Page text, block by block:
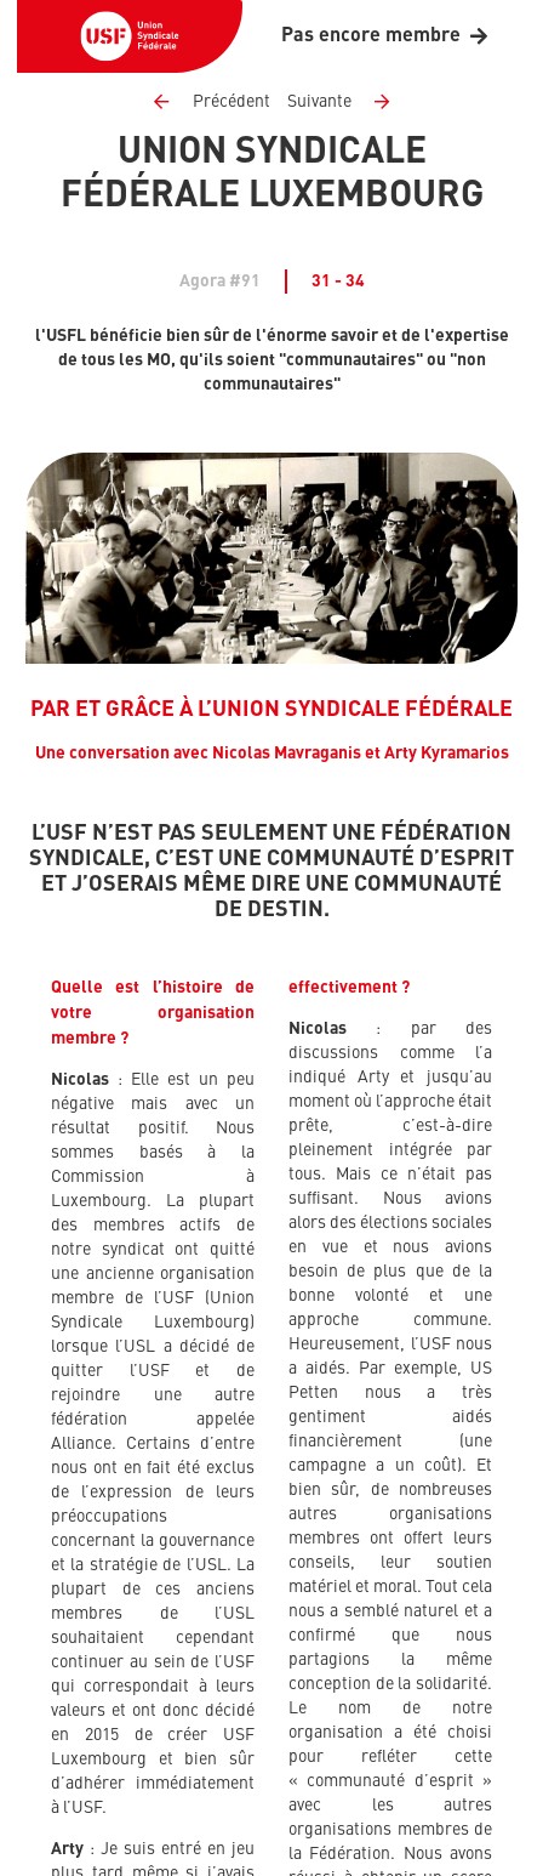
Pas encore membre
Précédent Suivante
UNION SYNDICALE
FÉDÉRALE LUXEMBOURG
Agora #91 31 - 34
l'USFL bénéficie bien sûr de l'énorme savoir et de l'expertise
de tous les MO, qu'ils soient "communautaires" ou "non
communautaires"
PAR ET GRÂCE À L’UNION SYNDICALE FÉDÉRALE
Une conversation avec Nicolas Mavraganis et Arty Kyramarios
L’USF N’EST PAS SEULEMENT UNE FÉDÉRATION
SYNDICALE, C’EST UNE COMMUNAUTÉ D’ESPRIT
ET J’OSERAIS MÊME DIRE UNE COMMUNAUTÉ
DE DESTIN.
Quelle est l’histoire de
votre organisation
membre ?
Nicolas : Elle est un peu
négative mais avec un
résultat positif. Nous
sommes basés à la
Commission à
Luxembourg. La plupart
des membres actifs de
notre syndicat ont quitté
une ancienne organisation
membre de l’USF (Union
Syndicale Luxembourg)
lorsque l’USL a décidé de
quitter l’USF et de
rejoindre une autre
fédération appelée
Alliance. Certains d’entre
nous ont en fait été exclus
de l’expression de leurs
préoccupations
concernant la gouvernance
et la stratégie de l’USL. La
plupart de ces anciens
membres de l’USL
souhaitaient cependant
continuer au sein de l’USF
qui correspondait à leurs
valeurs et ont donc décidé
en 2015 de créer USF
Luxembourg et bien sûr
d’adhérer immédiatement
à l’USF.
Arty : Je suis entré en jeu
effectivement ?
Nicolas : par des
discussions comme l’a
indiqué Arty et jusqu’au
moment où l’approche était
prête, c’est-à-dire
pleinement intégrée par
tous. Mais ce n’était pas
suffisant. Nous avions
alors des élections sociales
en vue et nous avions
besoin de plus que de la
bonne volonté et une
approche commune.
Heureusement, l’USF nous
a aidés. Par exemple, US
Petten nous a très
gentiment aidés
financièrement (une
campagne a un coût). Et
bien sûr, de nombreuses
autres organisations
membres ont offert leurs
conseils, leur soutien
matériel et moral. Tout cela
nous a semblé naturel et a
confirmé que nous
partagions la même
conception de la solidarité.
Le nom de notre
organisation a été choisi
pour refléter cette
« communauté d’esprit »
avec les autres
organisations membres de
la Fédération. Nous avons